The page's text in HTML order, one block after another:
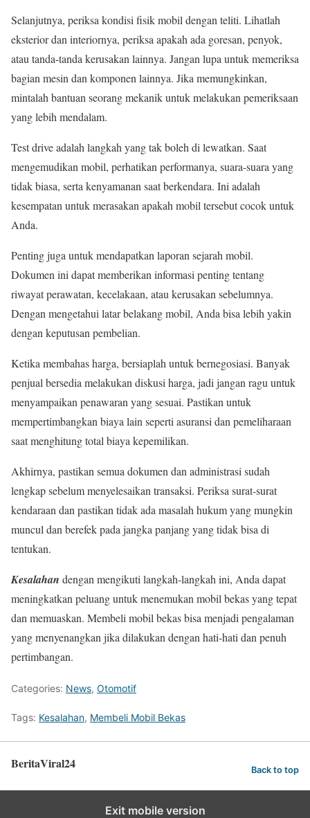
Selanjutnya, periksa kondisi fisik mobil dengan teliti. Lihatlah
eksterior dan interiornya, periksa apakah ada goresan, penyok,
atau tanda-tanda kerusakan lainnya. Jangan lupa untuk memeriksa
bagian mesin dan komponen lainnya. Jika memungkinkan,
mintalah bantuan seorang mekanik untuk melakukan pemeriksaan
yang lebih mendalam.
Test drive adalah langkah yang tak boleh di lewatkan. Saat
mengemudikan mobil, perhatikan performanya, suara-suara yang
tidak biasa, serta kenyamanan saat berkendara. Ini adalah
kesempatan untuk merasakan apakah mobil tersebut cocok untuk
Anda.
Penting juga untuk mendapatkan laporan sejarah mobil.
Dokumen ini dapat memberikan informasi penting tentang
riwayat perawatan, kecelakaan, atau kerusakan sebelumnya.
Dengan mengetahui latar belakang mobil, Anda bisa lebih yakin
dengan keputusan pembelian.
Ketika membahas harga, bersiaplah untuk bernegosiasi. Banyak
penjual bersedia melakukan diskusi harga, jadi jangan ragu untuk
menyampaikan penawaran yang sesuai. Pastikan untuk
mempertimbangkan biaya lain seperti asuransi dan pemeliharaan
saat menghitung total biaya kepemilikan.
Akhirnya, pastikan semua dokumen dan administrasi sudah
lengkap sebelum menyelesaikan transaksi. Periksa surat-surat
kendaraan dan pastikan tidak ada masalah hukum yang mungkin
muncul dan berefek pada jangka panjang yang tidak bisa di
tentukan.
Kesalahan dengan mengikuti langkah-langkah ini, Anda dapat
meningkatkan peluang untuk menemukan mobil bekas yang tepat
dan memuaskan. Membeli mobil bekas bisa menjadi pengalaman
yang menyenangkan jika dilakukan dengan hati-hati dan penuh
pertimbangan.
Categories: News, Otomotif
Tags: Kesalahan, Membeli Mobil Bekas
BeritaViral24 Back to top
Exit mobile version